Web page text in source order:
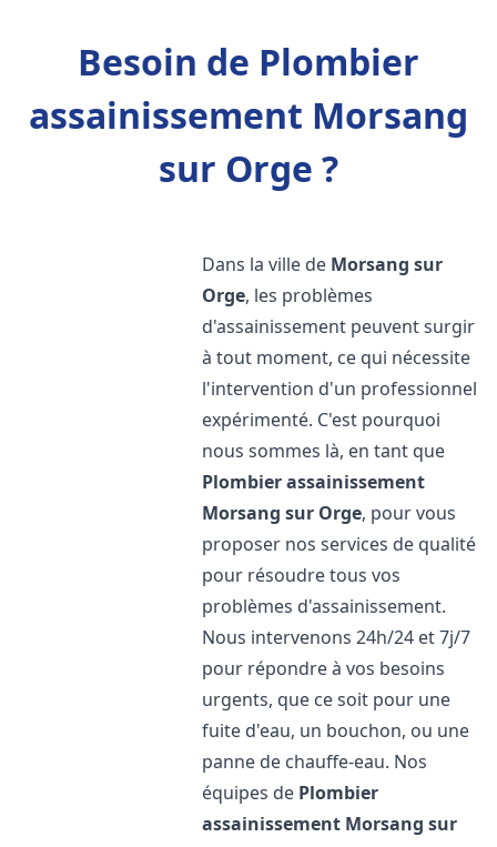
Besoin de Plombier
assainissement Morsang
sur Orge ?
Dans la ville de Morsang sur
Orge, les problèmes
d'assainissement peuvent surgir
à tout moment, ce qui nécessite
l'intervention d'un professionnel
expérimenté. C'est pourquoi
nous sommes là, en tant que
Plombier assainissement
Morsang sur Orge, pour vous
proposer nos services de qualité
pour résoudre tous vos
problèmes d'assainissement.
Nous intervenons 24h/24 et 7j/7
pour répondre à vos besoins
urgents, que ce soit pour une
fuite d'eau, un bouchon, ou une
panne de chauffe-eau. Nos
équipes de Plombier
assainissement Morsang sur